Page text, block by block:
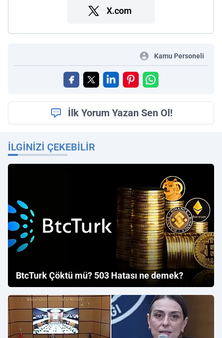
X.com
Kamu Personeli
İlk Yorum Yazan Sen Ol!
İLGINIZI ÇEKEBILIR
BtcTurk Çöktü mü? 503 Hatası ne demek?